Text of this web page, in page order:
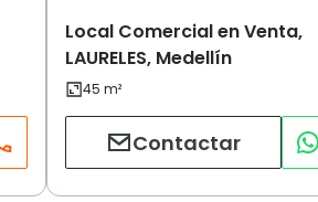
Local Comercial en Venta,
LAURELES, Medellín
Contactar